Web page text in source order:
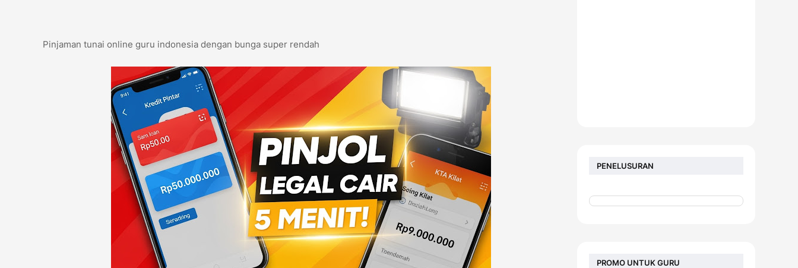
Pinjaman tunai online guru indonesia dengan bunga super rendah
PENELUSURAN
PROMO UNTUK GURU